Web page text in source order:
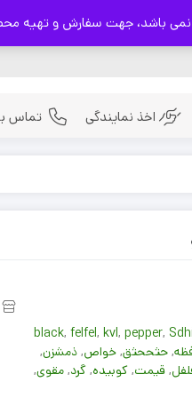
و تهیه محصولات با شماره
اخذ نمایندگی تماس
black, felfel, kvl, pepper,
,حثححثق,خواص,ذمشزن,
,قیمت,کوبیده,گرد,مقوی,